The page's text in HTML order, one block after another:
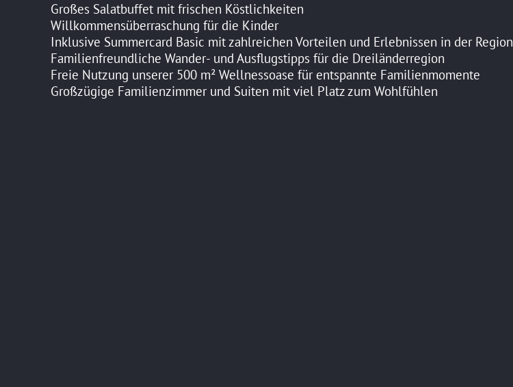
Großes Salatbuffet mit frischen Köstlichkeiten
Willkommensüberraschung für die Kinder
Inklusive Summercard Basic mit zahlreichen Vorteilen und Erlebnissen in der Region
Familienfreundliche Wander- und Ausflugstipps für die Dreiländerregion
Freie Nutzung unserer 500 m² Wellnessoase für entspannte Familienmomente
Großzügige Familienzimmer und Suiten mit viel Platz zum Wohlfühlen